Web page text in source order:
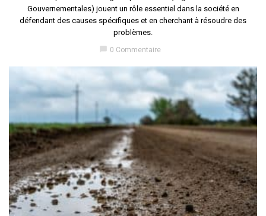
Gouvernementales) jouent un rôle essentiel dans la société en
défendant des causes spécifiques et en cherchant à résoudre des
problèmes.
chat_bubble 0 Commentaire